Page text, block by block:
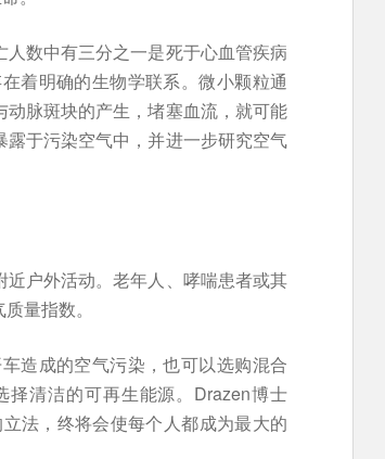
数中有三分之一是死于心血管疾病
着明确的生物学联系。微小颗粒通
脉斑块的产生，堵塞血流，就可能
于污染空气中，并进一步研究空气
户外活动。老年人、哮喘患者或其
量指数。
造成的空气污染，也可以选购混合
清洁的可再生能源。Drazen博士
法，终将会使每个人都成为最大的